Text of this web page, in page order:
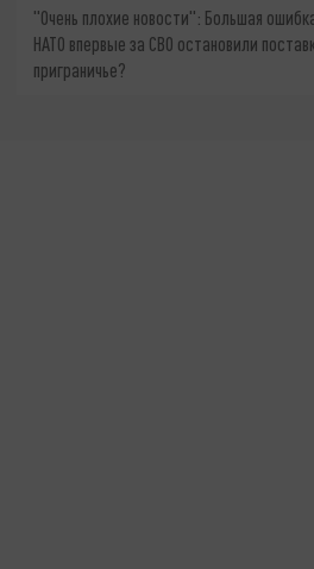
"Очень плохие новости": Большая
НАТО впервые за СВО остановили
приграничье?